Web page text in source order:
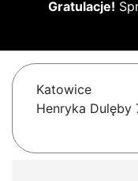
Gratulacje!
Katowice
Henryka Dulęby